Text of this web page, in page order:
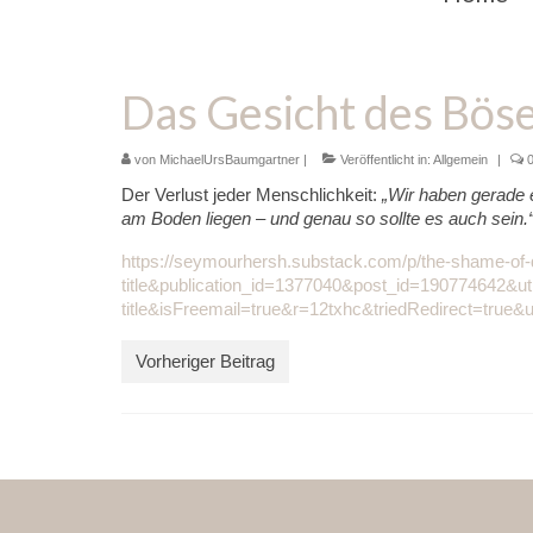
Das Gesicht des
von MichaelUrsBaumgartner | Veröffentlicht in: Allgemein | 0
Der Verlust jeder Menschlichkeit: „Wir haben
am Boden liegen – und genau so sollte es auch sein.“
https://seymourhersh.substack.com/p/the-shame-
Vorheriger Beitrag